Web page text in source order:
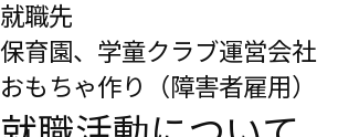
就職先
保育園、学童クラブ運営会社
おもちゃ作り（障害者雇用）